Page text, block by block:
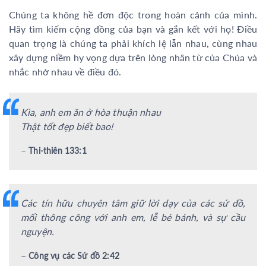
Chúng ta không hề đơn độc trong hoàn cảnh của mình.
Hãy tìm kiếm cộng đồng của bạn và gắn kết với họ! Điều
quan trọng là chúng ta phải khích lệ lẫn nhau, cùng nhau
xây dựng niềm hy vọng dựa trên lòng nhân từ của Chúa và
nhắc nhở nhau về điều đó.
Kìa, anh em ăn ở hòa thuận nhau
Thật tốt đẹp biết bao!
–Thi-thiên 133:1
Các tín hữu chuyên tâm giữ lời dạy của các sứ đồ,
mối thông công với anh em, lễ bẻ bánh, và sự cầu
nguyện.
–Công vụ các Sứ đồ 2:42